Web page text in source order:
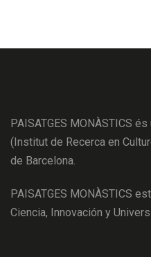
PAISATGES MONÀSTICS
(Institut de Recerca en
de Barcelona.
PAISATGES MONÀSTICS
Ciencia, Innovación y